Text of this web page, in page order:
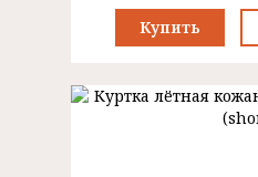
Купить